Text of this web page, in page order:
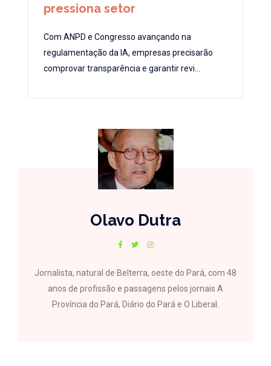
pressiona setor
Com ANPD e Congresso avançando na
regulamentação da IA, empresas precisarão
comprovar transparência e garantir revi...
Olavo Dutra
Jornalista, natural de Belterra, oeste do Pará, com 48
anos de profissão e passagens pelos jornais A
Província do Pará, Diário do Pará e O Liberal.